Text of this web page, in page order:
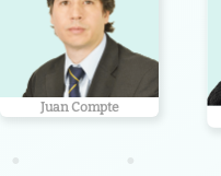
Mariano Beldyk